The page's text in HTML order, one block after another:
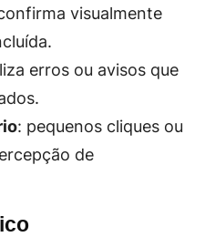
visualmente
erros ou avisos que
: pequenos cliques ou
de